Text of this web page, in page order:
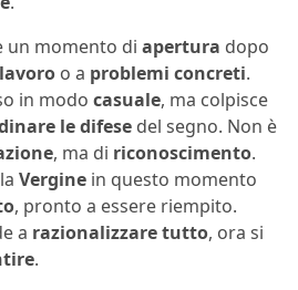
un momento di apertura dopo
lavoro o a problemi concreti.
in modo casuale, ma colpisce
le difese del segno. Non è
, ma di riconoscimento.
Vergine in questo momento
, pronto a essere riempito.
a razionalizzare tutto, ora si
.